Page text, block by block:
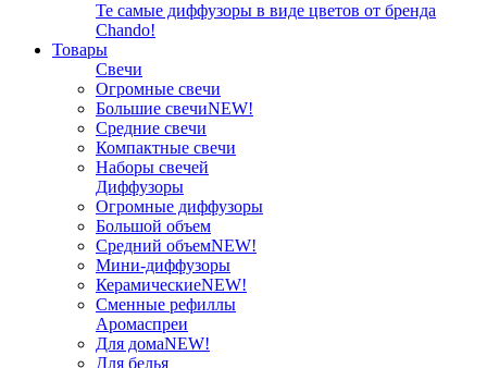
Те самые диффузоры в виде цветов от бренда
Chando!
Товары
Свечи
Огромные свечи
Большие свечиNEW!
Средние свечи
Компактные свечи
Наборы свечей
Диффузоры
Огромные диффузоры
Большой объем
Средний объемNEW!
Мини-диффузоры
КерамическиеNEW!
Сменные рефиллы
Аромаспреи
Для домаNEW!
Для белья